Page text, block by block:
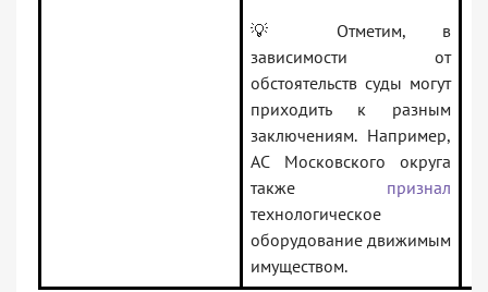
💡 Отметим, в
зависимости от
обстоятельств суды могут
приходить к разным
заключениям. Например,
АС Московского округа
также признал
технологическое
оборудование движимым
имуществом.